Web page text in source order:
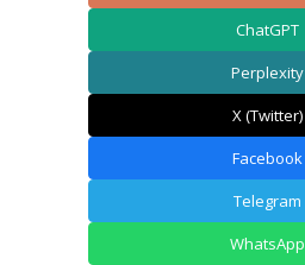
ChatGPT
Perplexity
X (Twitter)
Facebook
Telegram
WhatsApp